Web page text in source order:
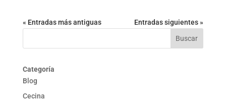
« Entradas más antiguas Entradas siguientes »
Categoría
Blog
Cecina